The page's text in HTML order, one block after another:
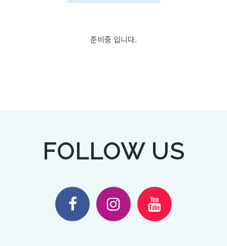
준비중 입니다.
FOLLOW US